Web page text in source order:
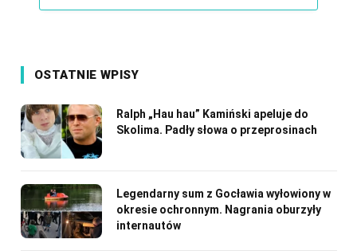
OSTATNIE WPISY
Ralph „Hau hau” Kamiński apeluje do
Skolima. Padły słowa o przeprosinach
Legendarny sum z Gocławia wyłowiony w
okresie ochronnym. Nagrania oburzyły
internautów